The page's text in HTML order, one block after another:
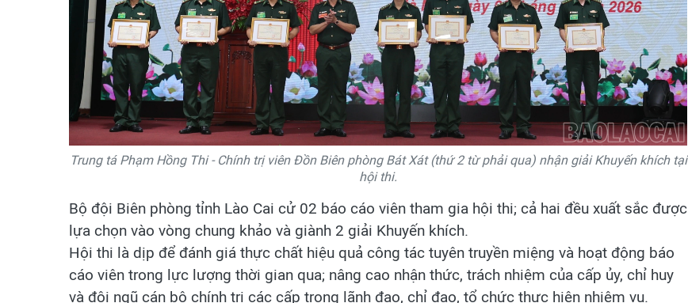
Trung tá Phạm Hồng Thi - Chính trị viên Đồn Biên phòng Bát Xát (thứ 2 từ phải qua) nhận giải Khuyến khích tại
hội thi.
Bộ đội Biên phòng tỉnh Lào Cai cử 02 báo cáo viên tham gia hội thi; cả hai đều xuất sắc được
lựa chọn vào vòng chung khảo và giành 2 giải Khuyến khích.
Hội thi là dịp để đánh giá thực chất hiệu quả công tác tuyên truyền miệng và hoạt động báo
cáo viên trong lực lượng thời gian qua; nâng cao nhận thức, trách nhiệm của cấp ủy, chỉ huy
và đội ngũ cán bộ chính trị các cấp trong lãnh đạo, chỉ đạo, tổ chức thực hiện nhiệm vụ.